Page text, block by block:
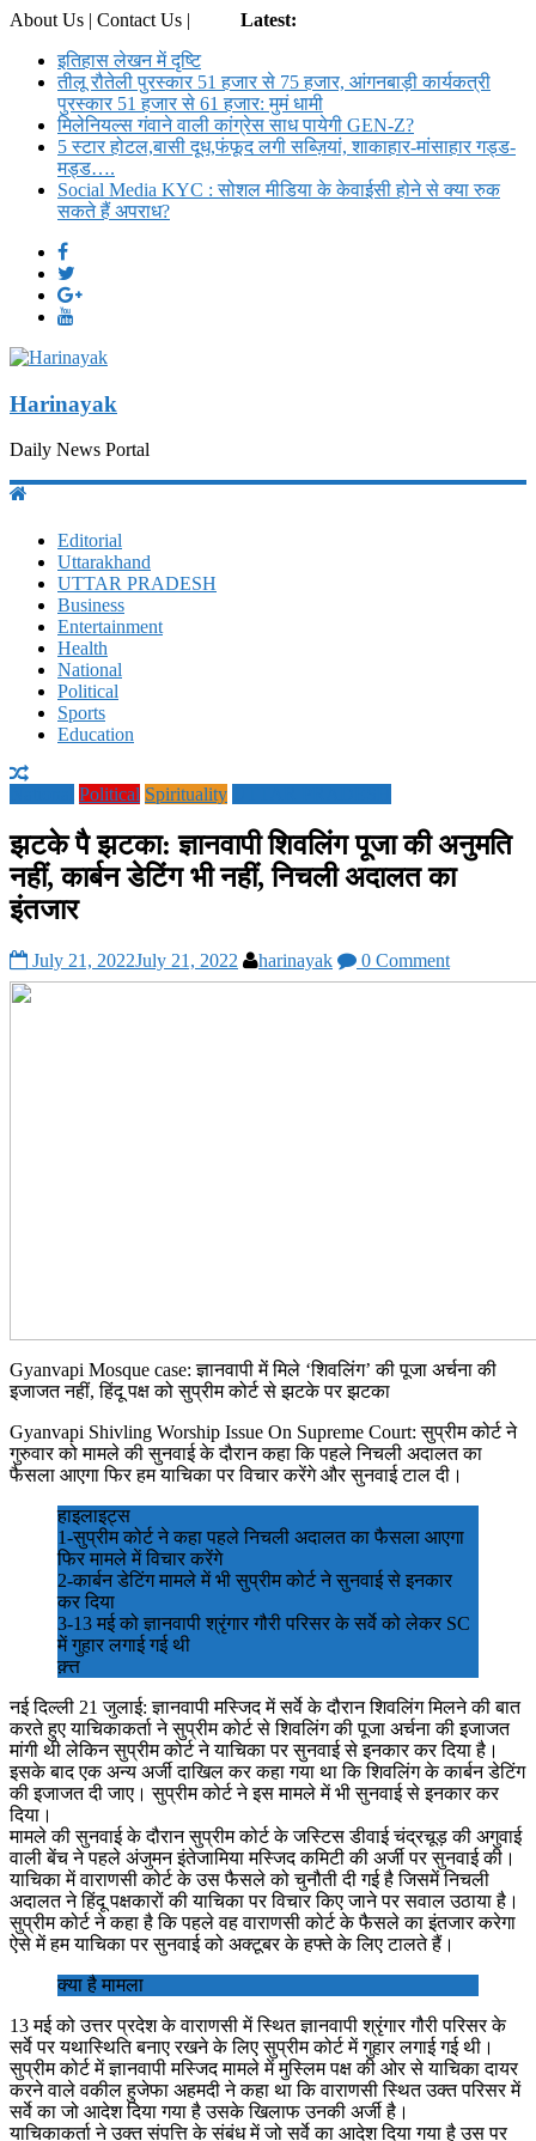
About Us | Contact Us |
Latest:
इतिहास लेखन में दृष्टि
तीलू रौतेली पुरस्कार 51 हजार से 75 हजार, आंगनबाड़ी कार्यकत्री
पुरस्कार 51 हजार से 61 हजार: मुमं धामी
मिलेनियल्स गंवाने वाली कांग्रेस साध पायेगी GEN-Z?
5 स्टार होटल,बासी दूध,फंफूद लगी सब्ज़ियां, शाकाहार-मांसाहार गड्ड-
मड्ड….
Social Media KYC : सोशल मीडिया के केवाईसी होने से क्या रुक
सकते हैं अपराध?
Harinayak
Daily News Portal
Editorial
Uttarakhand
UTTAR PRADESH
Business
Entertainment
Health
National
Political
Sports
Education
Political Spirituality
झटके पै झटका: ज्ञानवापी शिवलिंग पूजा की अनुमति
नहीं, कार्बन डेटिंग भी नहीं, निचली अदालत का
इंतजार
July 21, 2022July 21, 2022 harinayak 0 Comment
Gyanvapi Mosque case: ज्ञानवापी में मिले ‘शिवलिंग’ की पूजा अर्चना की
इजाजत नहीं, हिंदू पक्ष को सुप्रीम कोर्ट से झटके पर झटका
Gyanvapi Shivling Worship Issue On Supreme Court: सुप्रीम कोर्ट ने
गुरुवार को मामले की सुनवाई के दौरान कहा कि पहले निचली अदालत का
फैसला आएगा फिर हम याचिका पर विचार करेंगे और सुनवाई टाल दी।
हाइलाइट्स
1-सुप्रीम कोर्ट ने कहा पहले निचली अदालत का फैसला आएगा
फिर मामले में विचार करेंगे
2-कार्बन डेटिंग मामले में भी सुप्रीम कोर्ट ने सुनवाई से इनकार
कर दिया
3-13 मई को ज्ञानवापी श्रृंगार गौरी परिसर के सर्वे को लेकर SC
में गुहार लगाई गई थी
क़्त्त
नई दिल्ली 21 जुलाई: ज्ञानवापी मस्जिद में सर्वे के दौरान शिवलिंग मिलने की बात
करते हुए याचिकाकर्ता ने सुप्रीम कोर्ट से शिवलिंग की पूजा अर्चना की इजाजत
मांगी थी लेकिन सुप्रीम कोर्ट ने याचिका पर सुनवाई से इनकार कर दिया है।
इसके बाद एक अन्य अर्जी दाखिल कर कहा गया था कि शिवलिंग के कार्बन डेटिंग
की इजाजत दी जाए। सुप्रीम कोर्ट ने इस मामले में भी सुनवाई से इनकार कर
दिया।
मामले की सुनवाई के दौरान सुप्रीम कोर्ट के जस्टिस डीवाई चंद्रचूड़ की अगुवाई
वाली बेंच ने पहले अंजुमन इंतेजामिया मस्जिद कमिटी की अर्जी पर सुनवाई की।
याचिका में वाराणसी कोर्ट के उस फैसले को चुनौती दी गई है जिसमें निचली
अदालत ने हिंदू पक्षकारों की याचिका पर विचार किए जाने पर सवाल उठाया है।
सुप्रीम कोर्ट ने कहा है कि पहले वह वाराणसी कोर्ट के फैसले का इंतजार करेगा
ऐसे में हम याचिका पर सुनवाई को अक्टूबर के हफ्ते के लिए टालते हैं।
क्या है मामला
13 मई को उत्तर प्रदेश के वाराणसी में स्थित ज्ञानवापी श्रृंगार गौरी परिसर के
सर्वे पर यथास्थिति बनाए रखने के लिए सुप्रीम कोर्ट में गुहार लगाई गई थी।
सुप्रीम कोर्ट में ज्ञानवापी मस्जिद मामले में मुस्लिम पक्ष की ओर से याचिका दायर
करने वाले वकील हुजेफा अहमदी ने कहा था कि वाराणसी स्थित उक्त परिसर में
सर्वे का जो आदेश दिया गया है उसके खिलाफ उनकी अर्जी है।
याचिकाकर्ता ने उक्त संपत्ति के संबंध में जो सर्वे का आदेश दिया गया है उस पर